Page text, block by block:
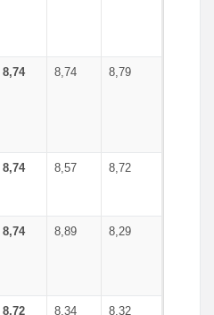
8,74 8,74 8,79
8,74 8,57 8,72
8,74 8,89 8,29
8,72 8,34 8,32